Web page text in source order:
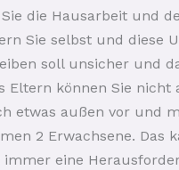
die Hausarbeit und
Sie selbst und diese
soll unsicher und
Eltern können Sie nicht
etwas außen vor und
2 Erwachsene. Das
eine